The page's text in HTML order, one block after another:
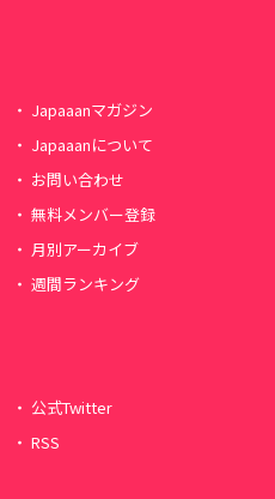
Japaaanマガジン
Japaaanについて
お問い合わせ
無料メンバー登録
月別アーカイブ
週間ランキング
公式Twitter
RSS